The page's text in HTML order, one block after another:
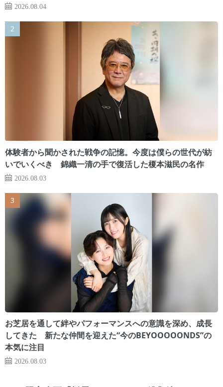
2026.08.04
体験者から聞かされた戦争の記憶。今度は僕らの世代が紡
いでいくべき 錦織一清の手で復活した榎本滋民の名作
2026.08.03
お芝居を通して絆やパフォーマンスへの意識を深め、成長
してきた 新たな仲間を迎えた“今のBEYOOOOONDS”の
本気に注目
2026.08.03